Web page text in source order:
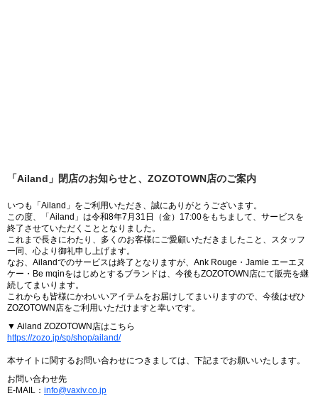
「Ailand」閉店のお知らせと、ZOZOTOWN店のご案内
いつも「Ailand」をご利用いただき、誠にありがとうございます。
この度、「Ailand」は令和8年7月31日（金）17:00をもちまして、サービスを
終了させていただくこととなりました。
これまで長きにわたり、多くのお客様にご愛顧いただきましたこと、スタッフ
一同、心より御礼申し上げます。
なお、Ailandでのサービスは終了となりますが、Ank Rouge・Jamie エーエヌ
ケー・Be mqinをはじめとするブランドは、今後もZOZOTOWN店にて販売を継
続してまいります。
これからも皆様にかわいいアイテムをお届けしてまいりますので、今後はぜひ
ZOZOTOWN店をご利用いただけますと幸いです。
▼ Ailand ZOZOTOWN店はこちら
https://zozo.jp/sp/shop/ailand/
本サイトに関するお問い合わせにつきましては、下記までお願いいたします。
お問い合わせ先
E-MAIL： info@vaxiv.co.jp